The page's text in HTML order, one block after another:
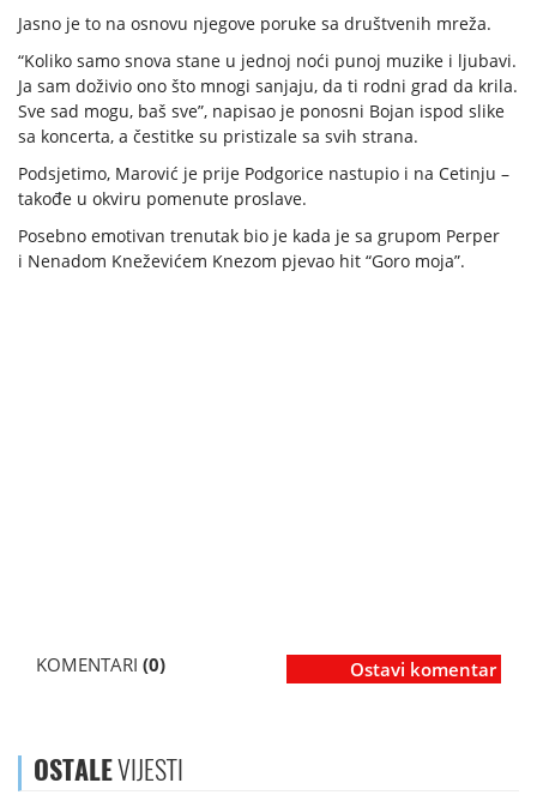
Jasno je to na osnovu njegove poruke sa društvenih mreža.
“Koliko samo snova stane u jednoj noći punoj muzike i ljubavi.
Ja sam doživio ono što mnogi sanjaju, da ti rodni grad da krila.
Sve sad mogu, baš sve”, napisao je ponosni Bojan ispod slike
sa koncerta, a čestitke su pristizale sa svih strana.
Podsjetimo, Marović je prije Podgorice nastupio i na Cetinju –
takođe u okviru pomenute proslave.
Posebno emotivan trenutak bio je kada je sa grupom Perper
i Nenadom Kneževićem Knezom pjevao hit “Goro moja”.
KOMENTARI (0) Ostavi komentar
OSTALEVIJESTI